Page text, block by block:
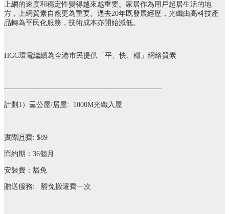
上網的速度和穩定性變得越來越重要。家居作為用戶起居生活的地
方，上網質素自然更為重要。過去20年既發展經歷，光纖由高科技產
品轉為平民化服務，技術成本亦開始減低。
HGC環電繼續為全港市民提供「平、快、穩」網絡質素
——————————————————————
計劃 1 ） 💻公屋/居屋: 1000M光纖入屋
實際 🈷️ 費: $89
🈴約期： 36個月
安裝費：豁免
贈送服務: 豁免搬遷費一次